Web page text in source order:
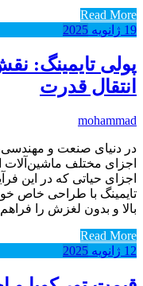
Read More
19 ژانویه 2025
پولی تایمینگ:
انتقال قدرت
mohammad
در دنیای صنعت و
اجزای مختلف ماشین‌آلات
اجزای حیاتی که در این
تایمینگ با طراحی خاص
بالا و بدون لغزش را
Read More
12 ژانویه 2025